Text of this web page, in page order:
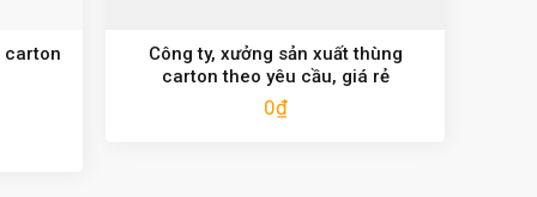
carton
Công ty, xưởng sản xuất thùng
carton theo yêu cầu, giá rẻ
0₫